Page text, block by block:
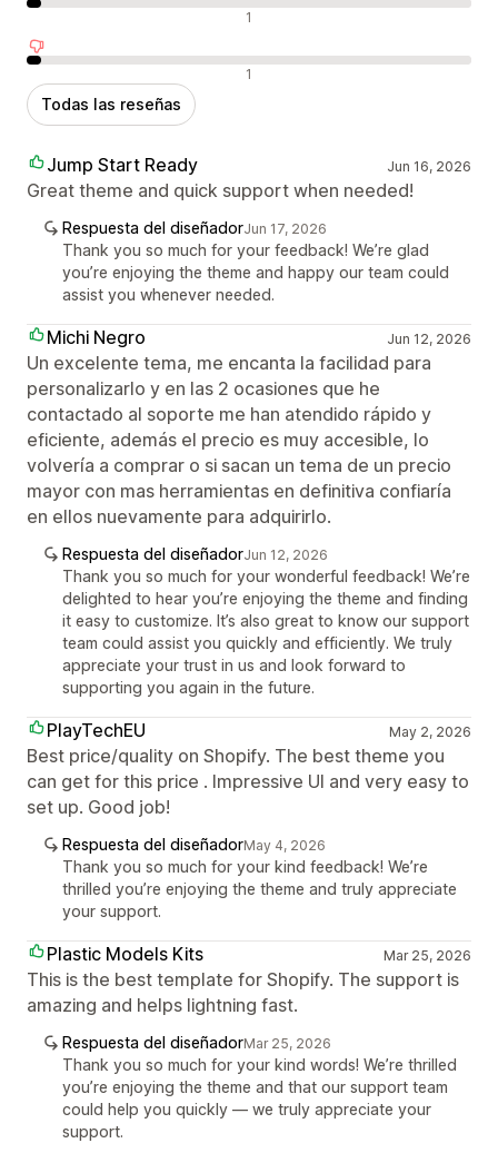
Reseñas neutras 1
Reseñas negativas 1
Todas las reseñas
Jump Start Ready Jun 16, 2026
Great theme and quick support when needed!
Respuesta del diseñadorJun 17, 2026
Thank you so much for your feedback! We’re glad
you’re enjoying the theme and happy our team could
assist you whenever needed.
Michi Negro Jun 12, 2026
Un excelente tema, me encanta la facilidad para
personalizarlo y en las 2 ocasiones que he
contactado al soporte me han atendido rápido y
eficiente, además el precio es muy accesible, lo
volvería a comprar o si sacan un tema de un precio
mayor con mas herramientas en definitiva confiaría
en ellos nuevamente para adquirirlo.
Respuesta del diseñadorJun 12, 2026
Thank you so much for your wonderful feedback! We’re
delighted to hear you’re enjoying the theme and finding
it easy to customize. It’s also great to know our support
team could assist you quickly and efficiently. We truly
appreciate your trust in us and look forward to
supporting you again in the future.
PlayTechEU May 2, 2026
Best price/quality on Shopify. The best theme you
can get for this price . Impressive UI and very easy to
set up. Good job!
Respuesta del diseñadorMay 4, 2026
Thank you so much for your kind feedback! We’re
thrilled you’re enjoying the theme and truly appreciate
your support.
Plastic Models Kits Mar 25, 2026
This is the best template for Shopify. The support is
amazing and helps lightning fast.
Respuesta del diseñadorMar 25, 2026
Thank you so much for your kind words! We’re thrilled
you’re enjoying the theme and that our support team
could help you quickly — we truly appreciate your
support.